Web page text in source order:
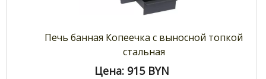
Печь банная Копеечка с выносной топкой
стальная
Цена: 915 BYN